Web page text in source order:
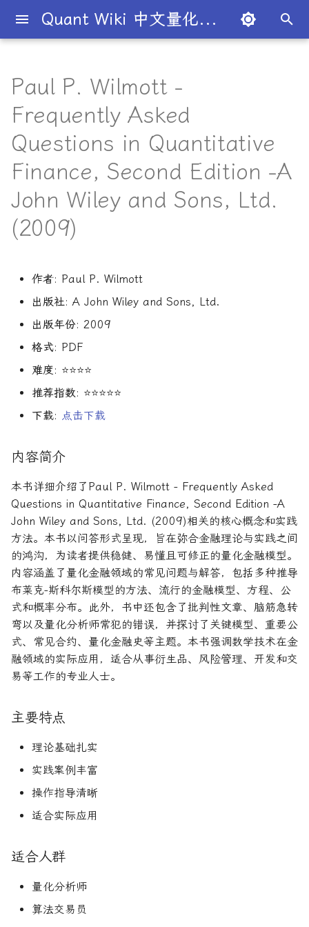
Quant Wiki 中文量化百科
初
始
化
搜
索
引
关于项目
如何参与
常见问题
关于LLMQuant
社区其他项目
知识框架
金融术语
概述
市场与交易
金融工具
交易机制
经济理论与政策
概率基础
概述
基础理论
概率分布
重要定理
统计基础
概述
基本概念
统计检验
回归分析
量化术语
概述
交易策略
期权策略
技术指标
头寸管理
量化交易员带你入门
为什么有些交易策略能带
利？
如何打造"好用"的交易策略
如何如何划分交易风格？
量化交易员带你写Long-
量化交易竞赛
必懂概念入门
夏普比率
期权定价
波动率
资产组合理论
策略类型入门
一文解密量化策略类型
多策略对冲基金入门
事件驱动型
宏观对冲基金入门
实用行业入门
机构策略九个热门策略
Point72投资策略
论文清单
简介
量化最新研究
最新研究目录
业内使用案例
前沿技术
研报精选
研报精选目录
多因子系列
人工智能系列
高频交易系列
简介
量化学习资源
开源工具库
分析工具
数据工具
高级分析
不同编程语言的量化框架
研究成果复现
趋势型
简介
量化与人工智能结合
TradingAgents 多智能体
金融交易框架
InvestorBench 面向LLM
决策任务的Benchmark
FinRobot 基于大语言模型
股票研究与估值框架
DeepSeek 一家用实力"做
全面科普：谷歌 Gemini
Flash 2.0 与 DeepSeek
R1、OpenAI o3-mini 的对比
与应用
OpenAI发布号称"最强大"的
深度解析:如何用DeepSeek-
R1对特斯拉相关新闻进行情
感分析并生成投资建议
如何使用DeepSeek-R1或
ChatGPT与Langchain构建专
业金融分析师
2024年AI量化论文精选
2024年LLM量化论文
AI量化交易基础
ChatGPT量化实战
ChatGPT选股策略
论文速读与复现
人工智能前沿
Transformer架构详解
DiffusionModel概述
VQVAE模型概述
入门级书籍
进阶级书籍
编程实现类
AI量化类
AI与机器学习 AI for Finance
Artificial Intelligence in
Finance
AI学习与经济计算
Deep Learning for
Machine Learning in
算法交易机器学习实战
算法交易机器学习
金融强化学习
前沿技术应用
主动投资组合管理新发展
金融机器学习进阶
算法交易方法
高级算法交易方法
计算智能应用
资产定价机器学习普林斯
金融机器学习实践
金融机器学习进阶
量子金融
系统化交易
另类数据指南
算法交易 算法与高频交易
高频交易系统开发
Python金融交易实战
算法交易机器学习
策略研究
101个因子公式
151个交易策略
151交易策略论文版
期货市场完全指南
主动投资组合管理量化方
趋势跟踪
Alpha挖掘
高频交易实践
高频交易实用指南
期权波动率与定价
金融优化方法
数学与统计 金融数学技术导论
蒙特卡洛方法
金融优化方法
金融大数据建模
金融数学
金融工程线性代数
金融工程数学入门
随机模型与风险
金融衍生品数学
Dan Stefanica金融工程
市场微观结构
市场微观结构理论
金融数学方法
数学金融方法
量化金融导论
Paul Wilmott量化金融导
编程实现 Python金融理论
R量化金融
R语言量化金融学习
Python金融编程进阶
Python金融手册
风险管理
风险管理机器学习
Python金融手册
内容简介
主要特点
适合人群
黄皮书量化金融FAQ
金融时间序列分析
金融数据科学
量化绿皮书
量化必读
简介
公司简介
买方公司
卖方公司
大师人物
西蒙斯
Giuseppe Paleologo
Julian Robertson
公司文化深度解析
Citadel与Millennium文化
比
基金管理策略
多管理人基金成功之道
冲基金
司里独一无二的赚钱机器
Quadrature Capital:你从未
听过的神秘自营交易公司
规模越大代表业绩越好？论对
量化行业与雇主类型全览
量化薪资揭秘：量化从业者赚
多少钱？
全球量化薪资大揭秘
一文全解析对冲基金的职业路
径
揭秘量化分析师的日常
探秘Jane Street实习的亲身
经历
城市如何影响你的量化生涯
量化金融最佳学位推荐
量化开发者职业路径解析
量化交易员职业路径揭秘
量化交易员的日常工作揭秘
如何写出完美的量化简历
2023量化金融求职与实习指
南
如何拿下IMC Trading量化实
习
如何拿下Jane Street量化实
习
如何拿下Optiver量化实习
如何进入Akuna Capital做量
量化交易员面试问题大全
Overview
Paul P. Wilmott -
Frequently Asked
Questions in Quantitative
Finance, Second Edition -A
John Wiley and Sons, Ltd.
(2009)
作者: Paul P. Wilmott
出版社: A John Wiley and Sons, Ltd.
出版年份: 2009
格式: PDF
难度: ⭐⭐⭐⭐
推荐指数: ⭐⭐⭐⭐⭐
下载: 点击下载
内容简介
本书详细介绍了Paul P. Wilmott - Frequently Asked
Questions in Quantitative Finance, Second Edition -A
John Wiley and Sons, Ltd. (2009)相关的核心概念和实践
方法。本书以问答形式呈现，旨在弥合金融理论与实践之间
的鸿沟，为读者提供稳健、易懂且可修正的量化金融模型。
内容涵盖了量化金融领域的常见问题与解答，包括多种推导
布莱克-斯科尔斯模型的方法、流行的金融模型、方程、公
式和概率分布。此外，书中还包含了批判性文章、脑筋急转
弯以及量化分析师常犯的错误，并探讨了关键模型、重要公
式、常见合约、量化金融史等主题。本书强调数学技术在金
融领域的实际应用，适合从事衍生品、风险管理、开发和交
易等工作的专业人士。
主要特点
理论基础扎实
实践案例丰富
操作指导清晰
适合实际应用
适合人群
量化分析师
算法交易员